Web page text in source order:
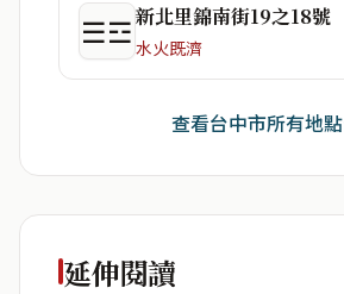
☰☲新北里錦南街19之18號
水火既濟
查看台中市所有地點
延伸閱讀